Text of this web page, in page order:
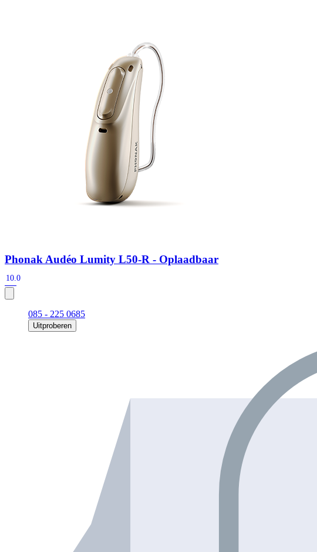
Signia Pure BCT IX
Widex filtersFilters Domes
Signia Active Mini IX - Oplaadbaar
De Signia Active Mini IX is het nieuwste hoortoestel van Signia.
Phonak Audéo Lumity L50-R - Oplaadbaar
10.0
085 - 225 0685
Uitproberen